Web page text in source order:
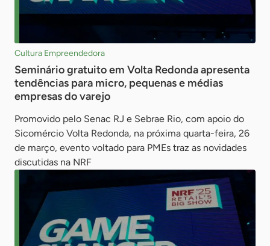
Cultura Empreendedora
Seminário gratuito em Volta Redonda apresenta
tendências para micro, pequenas e médias
empresas do varejo
Promovido pelo Senac RJ e Sebrae Rio, com apoio do
Sicomércio Volta Redonda, na próxima quarta-feira, 26
de março, evento voltado para PMEs traz as novidades
discutidas na NRF